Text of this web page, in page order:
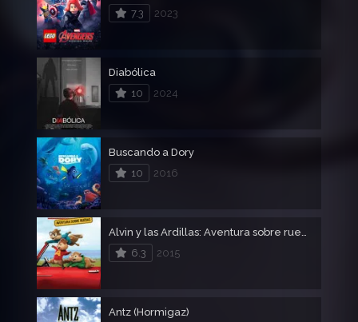
7.3
2023
Diabólica
10
2024
Buscando a Dory
10
2016
Alvin y las Ardillas: Aventura sobre ruedas
6.3
2015
Antz (Hormigaz)